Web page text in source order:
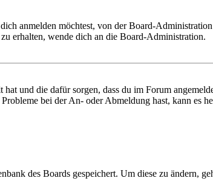
anmelden möchtest, von der Board-
erhalten, wende dich an die Board-Administration.
und die dafür sorgen, dass du im Forum
bei der An- oder Abmeldung hast, kann es
des Boards gespeichert. Um diese zu ändern,